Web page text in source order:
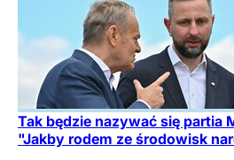
Tak będzie nazywać się partia
"Jakby rodem ze środowisk